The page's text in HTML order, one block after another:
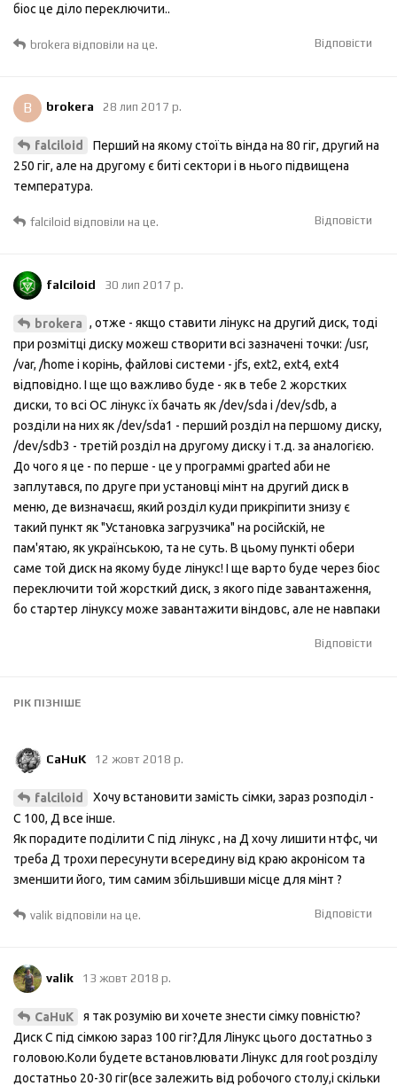
біос це діло переключити..
Відповісти
brokera відповіли на це.
B brokera 28 лип 2017 р.
falciloid
Перший на якому стоїть вінда на 80 гіг, другий на
250 гіг, але на другому є биті сектори і в нього підвищена
температура.
Відповісти
falciloid відповіли на це.
falciloid 30 лип 2017 р.
brokera , отже - якщо ставити лінукс на другий диск, тоді
при розмітці диску можеш створити всі зазначені точки: /usr,
/var, /home і корінь, файлові системи - jfs, ext2, ext4, ext4
відповідно. І ще що важливо буде - як в тебе 2 жорстких
диски, то всі ОС лінукс їх бачать як /dev/sda і /dev/sdb, а
розділи на них як /dev/sda1 - перший розділ на першому диску,
/dev/sdb3 - третій розділ на другому диску і т.д. за аналогією.
До чого я це - по перше - це у программі gparted аби не
заплутався, по друге при установці мінт на другий диск в
меню, де визначаєш, який розділ куди прикріпити знизу є
такий пункт як "Установка загрузчика" на російскій, не
пам'ятаю, як українською, та не суть. В цьому пункті обери
саме той диск на якому буде лінукс! І ще варто буде через біос
переключити той жорсткий диск, з якого піде завантаження,
бо стартер лінуксу може завантажити віндовс, але не навпаки
Відповісти
РІК ПІЗНІШЕ
CaHuK 12 жовт 2018 р.
falciloid
Хочу встановити замість сімки, зараз розподіл -
С 100, Д все інше.
Як порадите поділити С під лінукс , на Д хочу лишити нтфс, чи
треба Д трохи пересунути всередину від краю акронісом та
зменшити його, тим самим збільшивши місце для мінт ?
Відповісти
valik відповіли на це.
valik 13 жовт 2018 р.
CaHuK
я так розумію ви хочете знести сімку повністю?
Диск С під сімкою зараз 100 гіг?Для Лінукс цього достатньо з
головою.Коли будете встановлювати Лінукс для root розділу
достатньо 20-30 гіг(все залежить від робочого столу,і скільки